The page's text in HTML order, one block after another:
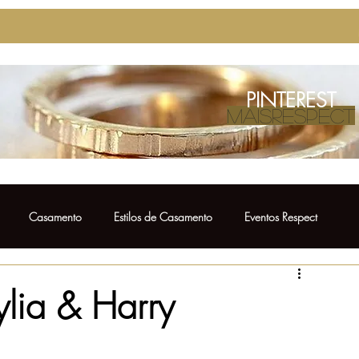
Casamento Estilos de Casamento Eventos Respect
Bolo de Casamento
& Harry
MAISRESPECT
PINTEREST